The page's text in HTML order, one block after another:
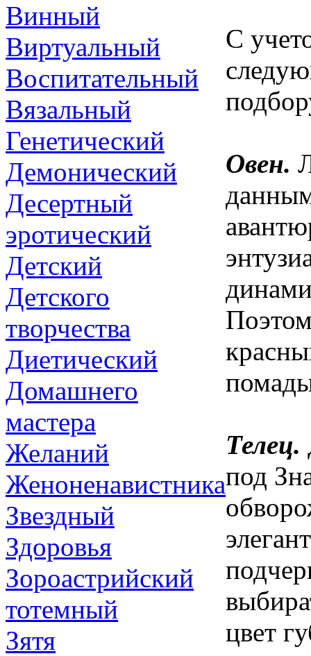
Винный
Виртуальный
Воспитательный
Вязальный
Генетический
Демонический
Десертный
эротический
Детский
Детского
творчества
Диетический
Домашнего
мастера
Желаний
Женоненавистника
Звездный
Здоровья
Зороастрийский
тотемный
Зятя
С
Овен.
Телец.
под
цвет